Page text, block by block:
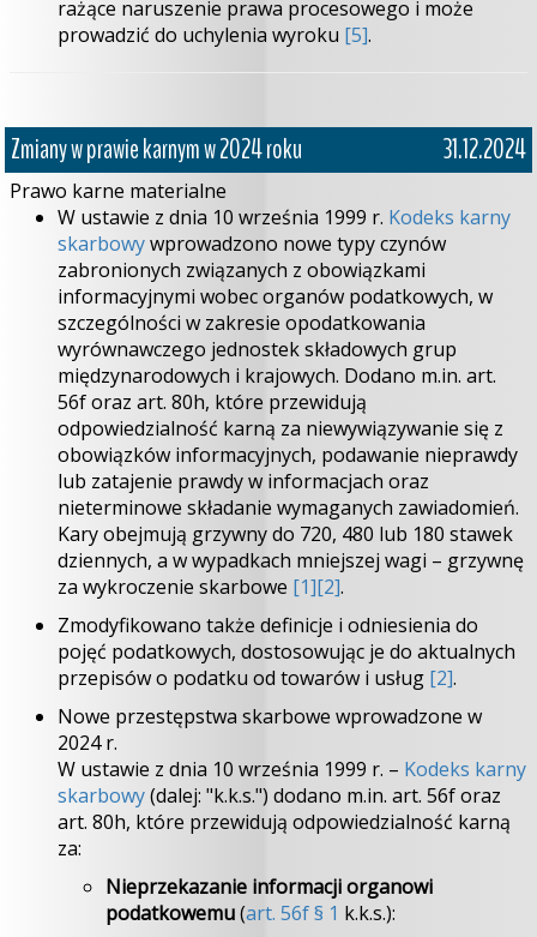
rażące naruszenie prawa procesowego i może
prowadzić do uchylenia wyroku [5].
Zmiany w prawie karnym w 2024 roku 31.12.2024
Prawo karne materialne
W ustawie z dnia 10 września 1999 r. Kodeks karny
skarbowywprowadzono nowe typy czynów
zabronionych związanych z obowiązkami
informacyjnymi wobec organów podatkowych, w
szczególności w zakresie opodatkowania
wyrównawczego jednostek składowych grup
międzynarodowych i krajowych. Dodano m.in. art.
56f oraz art. 80h, które przewidują
odpowiedzialność karną za niewywiązywanie się z
obowiązków informacyjnych, podawanie nieprawdy
lub zatajenie prawdy w informacjach oraz
nieterminowe składanie wymaganych zawiadomień.
Kary obejmują grzywny do 720, 480 lub 180 stawek
dziennych, a w wypadkach mniejszej wagi – grzywnę
za wykroczenie skarbowe [1][2].
Zmodyfikowano także definicje i odniesienia do
pojęć podatkowych, dostosowując je do aktualnych
przepisów o podatku od towarów i usług [2].
Nowe przestępstwa skarbowe wprowadzone w
2024 r.
W ustawie z dnia 10 września 1999 r. – Kodeks karny
skarbowy(dalej: "k.k.s.") dodano m.in. art. 56f oraz
art. 80h, które przewidują odpowiedzialność karną
za:
Nieprzekazanie informacji organowi
podatkowemu(art. 56f § 1 k.k.s.):